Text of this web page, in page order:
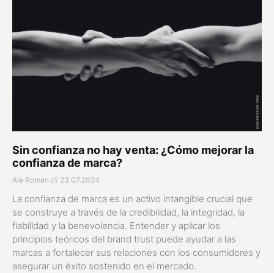
Sin confianza no hay venta: ¿Cómo mejorar la
confianza de marca?
Ale Román 23.07.2024
La confianza de marca es un activo intangible crucial que
se construye a través de la credibilidad, la integridad, la
fiabilidad y la benevolencia. Entender y aplicar los
principios teóricos del brand trust puede ayudar a las
marcas a fortalecer sus relaciones con los consumidores y
asegurar un éxito sostenido en el mercado.